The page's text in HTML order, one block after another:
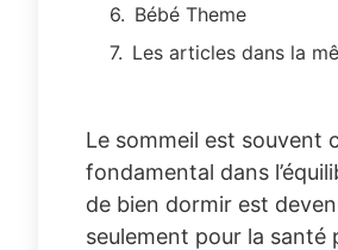
Bébé Theme
Les articles dans la
Le sommeil est souvent
fondamental dans
de bien dormir est
seulement pour la santé